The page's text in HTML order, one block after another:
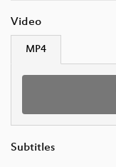
Video
MP4
Subtitles